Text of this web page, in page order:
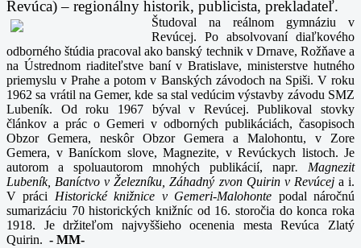
Revúca) – regionálny historik, publicista, prekladateľ.
Študoval na reálnom gymnáziu v
Revúcej. Po absolvovaní diaľkového
odborného štúdia pracoval ako banský technik v Drnave, Rožňave a
na Ústrednom riaditeľstve baní v Bratislave, ministerstve hutného
priemyslu v Prahe a potom v Banských závodoch na Spiši. V roku
1962 sa vrátil na Gemer, kde sa stal vedúcim výstavby závodu SMZ
Lubeník. Od roku 1967 býval v Revúcej. Publikoval stovky
článkov a prác o Gemeri v odborných publikáciách, časopisoch
Obzor Gemera, neskôr Obzor Gemera a Malohontu, v Zore
Gemera, v Baníckom slove, Magnezite, v Revúckych listoch. Je
autorom a spoluautorom mnohých publikácií, napr. Magnezit
Lubeník, Baníctvo v Železníku, Záhadný zvon Quirin v Revúcej a i.
V práci Historické knižnice v Gemeri-Malohonte podal náročnú
sumarizáciu 70 historických knižníc od 16. storočia do konca roka
1918. Je držiteľom najvyššieho ocenenia mesta Revúca Zlatý
Quirin. - MM-